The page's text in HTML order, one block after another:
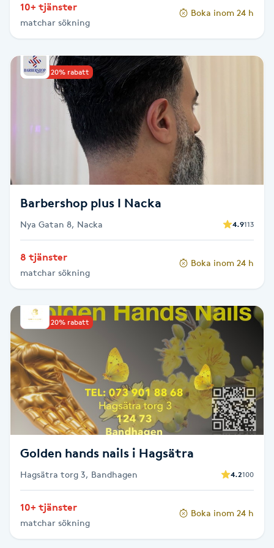
Hot Stone Massage
Hot yoga
Hudföryngring
Huduppstramning
Hyaluronsyra
Hårbottenbehandling
Hårförlängning
Hårvård
Hälsa
Hälsprickor
Idrottsmassage
IPL
10+ tjänster
matchar sökning
Boka inom 24 h
Upp till 20% rabatt
Barbershop plus I Nacka
Nya Gatan 8, Nacka 4.9113
8 tjänster
matchar sökning
Boka inom 24 h
Upp till 20% rabatt
Golden hands nails i Hagsätra
Hagsätra torg 3, Bandhagen 4.2100
10+ tjänster
matchar sökning
Boka inom 24 h